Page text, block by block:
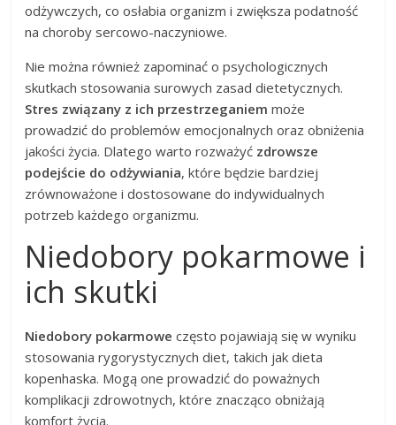
odżywczych, co osłabia organizm i zwiększa podatność
na choroby sercowo-naczyniowe.
Nie można również zapominać o psychologicznych
skutkach stosowania surowych zasad dietetycznych.
Stres związany z ich przestrzeganiem może
prowadzić do problemów emocjonalnych oraz obniżenia
jakości życia. Dlatego warto rozważyć zdrowsze
podejście do odżywiania, które będzie bardziej
zrównoważone i dostosowane do indywidualnych
potrzeb każdego organizmu.
Niedobory pokarmowe i
ich skutki
Niedobory pokarmowe często pojawiają się w wyniku
stosowania rygorystycznych diet, takich jak dieta
kopenhaska. Mogą one prowadzić do poważnych
komplikacji zdrowotnych, które znacząco obniżają
komfort życia.